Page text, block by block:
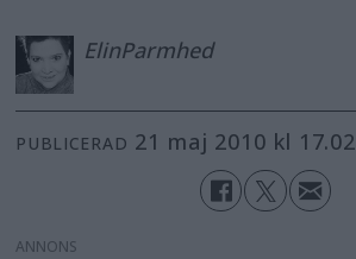
ElinParmhed
PUBLICERAD 21 maj 2010 kl 17.02
ANNONS